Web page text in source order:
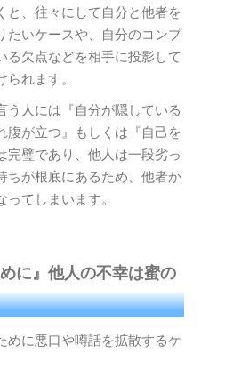
と、往々にして自分と他者を
たいケースや、自分のコンプ
る欠点などを相手に投影して
れます。
う人には『自分が隠している
腹が立つ』もしくは『自己を
完璧であり、他人は一段劣っ
ちが根底にあるため、他者か
ってしまいます。
めに』他人の不幸は蜜の
めに悪口や噂話を拡散するケ